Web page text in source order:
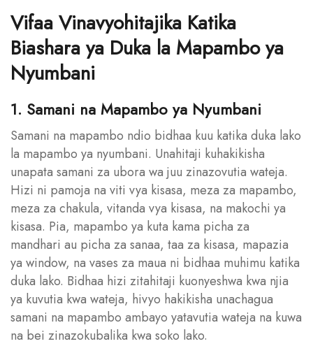
Vifaa Vinavyohitajika Katika
Biashara ya Duka la Mapambo ya
Nyumbani
1. Samani na Mapambo ya Nyumbani
Samani na mapambo ndio bidhaa kuu katika duka lako
la mapambo ya nyumbani. Unahitaji kuhakikisha
unapata samani za ubora wa juu zinazovutia wateja.
Hizi ni pamoja na viti vya kisasa, meza za mapambo,
meza za chakula, vitanda vya kisasa, na makochi ya
kisasa. Pia, mapambo ya kuta kama picha za
mandhari au picha za sanaa, taa za kisasa, mapazia
ya window, na vases za maua ni bidhaa muhimu katika
duka lako. Bidhaa hizi zitahitaji kuonyeshwa kwa njia
ya kuvutia kwa wateja, hivyo hakikisha unachagua
samani na mapambo ambayo yatavutia wateja na kuwa
na bei zinazokubalika kwa soko lako.